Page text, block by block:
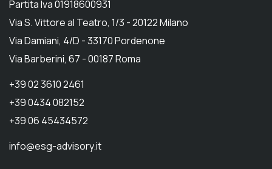
Partita Iva 01918600931
Via S. Vittore al Teatro, 1/3 - 20122 Milano
Via Damiani, 4/D - 33170 Pordenone
Via Barberini, 67 - 00187 Roma
+39 02 3610 2461
+39 0434 082152
+39 06 45434572
info@esg-advisory.it